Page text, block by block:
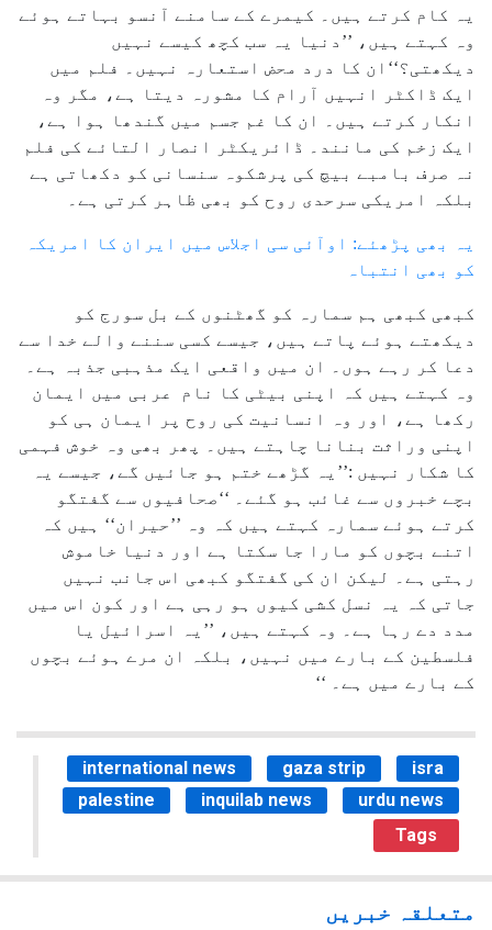
یہ کام کرتے ہیں۔ کیمرے کے سامنے آنسو بہاتے ہوئے
وہ کہتے ہیں، ’’دنیا یہ سب کچھ کیسے نہیں
دیکھتی؟‘‘ان کا درد محض استعارہ نہیں۔ فلم میں
ایک ڈاکٹر انہیں آرام کا مشورہ دیتا ہے، مگر وہ
انکار کرتے ہیں۔ ان کا غم جسم میں گندھا ہوا ہے،
ایک زخم کی مانند۔ ڈائریکٹر انصار التائے کی فلم
نہ صرف بامبے بیچ کی پرشکوہ سنسانی کو دکھاتی ہے
بلکہ امریکی سرحدی روح کو بھی ظاہر کرتی ہے۔
یہ بھی پڑھئے: اوآئی سی اجلاس میں ایران کا امریکہ
کو بھی انتباہ
کبھی کبھی ہم سمارہ کو گھٹنوں کے بل سورج کو
دیکھتے ہوئے پاتے ہیں، جیسے کسی سننے والے خدا سے
دعا کر رہے ہوں۔ ان میں واقعی ایک مذہبی جذبہ ہے۔
وہ کہتے ہیں کہ اپنی بیٹی کا نام عربی میں ایمان
رکھا ہے، اور وہ انسانیت کی روح پر ایمان ہی کو
اپنی وراثت بنانا چاہتے ہیں۔ پھر بھی وہ خوش فہمی
کا شکار نہیں :’’یہ گڑھے ختم ہو جائیں گے، جیسے یہ
بچے خبروں سے غائب ہو گئے۔ ‘‘صحافیوں سے گفتگو
کرتے ہوئے سمارہ کہتے ہیں کہ وہ ’’حیران‘‘ ہیں کہ
اتنے بچوں کو مارا جا سکتا ہے اور دنیا خاموش
رہتی ہے۔ لیکن ان کی گفتگو کبھی اس جانب نہیں
جاتی کہ یہ نسل کشی کیوں ہو رہی ہے اور کون اس میں
مدد دے رہا ہے۔ وہ کہتے ہیں، ’’یہ اسرائیل یا
فلسطین کے بارے میں نہیں، بلکہ ان مرے ہوئے بچوں
کے بارے میں ہے۔ ‘‘
international news gaza strip
isra
palestine
inquilab news
urdu news
Tags
متعلقہ خبریں